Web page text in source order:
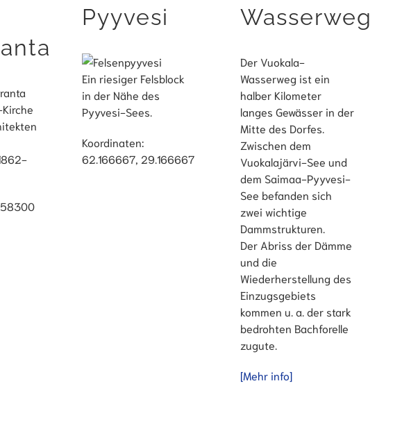
Pyyvesi
Ein riesiger Felsblock
in der Nähe des
Pyyvesi-Sees.
Koordinaten:
62.166667, 29.166667
Wasserweg
Der Vuokala-
Wasserweg ist ein
halber Kilometer
langes Gewässer in der
Mitte des Dorfes.
Zwischen dem
Vuokalajärvi-See und
dem Saimaa-Pyyvesi-
See befanden sich
zwei wichtige
Dammstrukturen.
Der Abriss der Dämme
und die
Wiederherstellung des
Einzugsgebiets
kommen u. a. der stark
bedrohten Bachforelle
zugute.
[Mehr info]